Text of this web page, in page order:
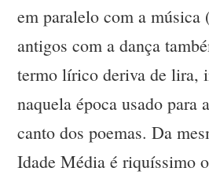
em paralelo com a música
antigos com a dança
termo lírico deriva de lira,
naquela época usado para
canto dos poemas. Da
Idade Média é riquíssimo